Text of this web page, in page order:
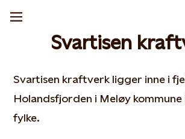
Svartisen
Svartisen kraftverk ligger inne i
Holandsfjorden i Meløy
fylke.